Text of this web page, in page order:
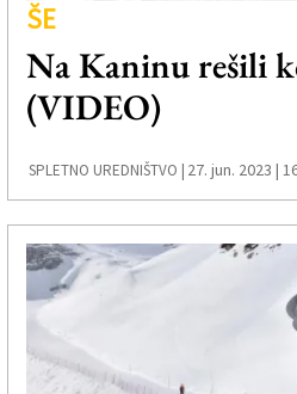
ŠE
Na Kaninu rešili
(VIDEO)
SPLETNO UREDNIŠTVO | 27. jun. 2023 |